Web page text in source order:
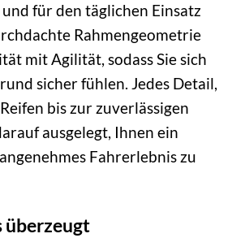
für den täglichen Einsatz
Rahmengeometrie
mit Agilität, sodass Sie sich
sicher fühlen. Jedes Detail,
bis zur zuverlässigen
ausgelegt, Ihnen ein
Fahrerlebnis zu
überzeugt